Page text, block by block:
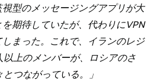
視型のメッセージングアプリが大
期待していたが、代わりにVPN
まった。これで、イランのレジ
以上のメンバーが、ロシアのさ
つながっている。」